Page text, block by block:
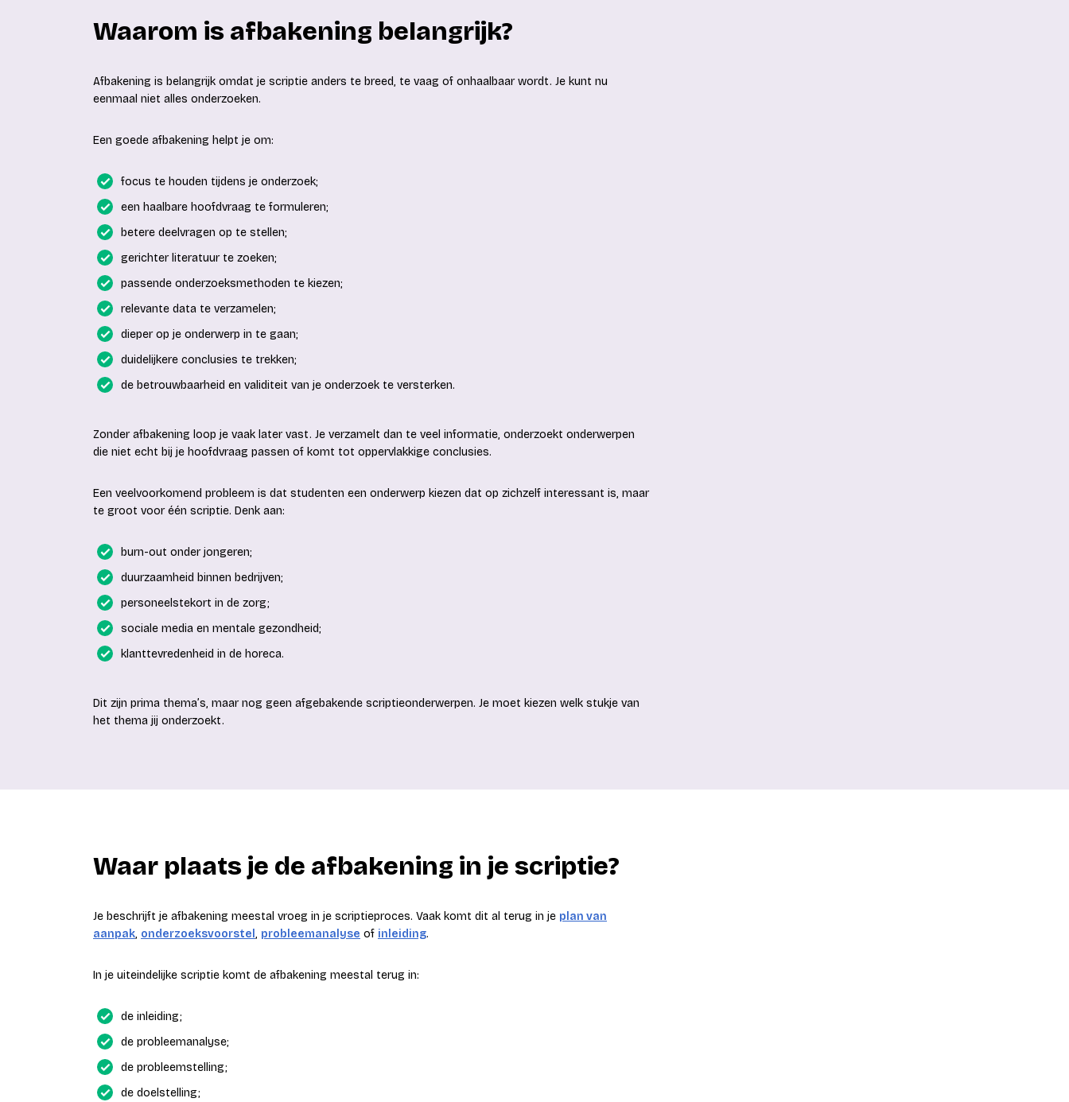
Waarom is afbakening belangrijk?
Afbakening is belangrijk omdat je scriptie anders te breed, te vaag of onhaalbaar wordt. Je kunt nu
eenmaal niet alles onderzoeken.
Een goede afbakening helpt je om:
focus te houden tijdens je onderzoek;
een haalbare hoofdvraag te formuleren;
betere deelvragen op te stellen;
gerichter literatuur te zoeken;
passende onderzoeksmethoden te kiezen;
relevante data te verzamelen;
dieper op je onderwerp in te gaan;
duidelijkere conclusies te trekken;
de betrouwbaarheid en validiteit van je onderzoek te versterken.
Zonder afbakening loop je vaak later vast. Je verzamelt dan te veel informatie, onderzoekt onderwerpen
die niet echt bij je hoofdvraag passen of komt tot oppervlakkige conclusies.
Een veelvoorkomend probleem is dat studenten een onderwerp kiezen dat op zichzelf interessant is, maar
te groot voor één scriptie. Denk aan:
burn-out onder jongeren;
duurzaamheid binnen bedrijven;
personeelstekort in de zorg;
sociale media en mentale gezondheid;
klanttevredenheid in de horeca.
Dit zijn prima thema’s, maar nog geen afgebakende scriptieonderwerpen. Je moet kiezen welk stukje van
het thema jij onderzoekt.
Waar plaats je de afbakening in je scriptie?
Je beschrijft je afbakening meestal vroeg in je scriptieproces. Vaak komt dit al terug in je plan van
aanpak, onderzoeksvoorstel , probleemanalyse of inleiding.
In je uiteindelijke scriptie komt de afbakening meestal terug in:
de inleiding;
de probleemanalyse;
de probleemstelling;
de doelstelling;